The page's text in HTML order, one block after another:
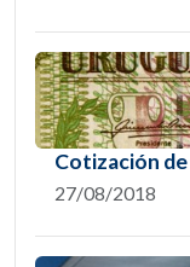
Cotización
27/08/2018